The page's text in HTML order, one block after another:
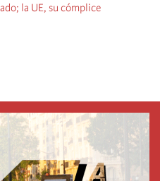
la UE, su cómplice